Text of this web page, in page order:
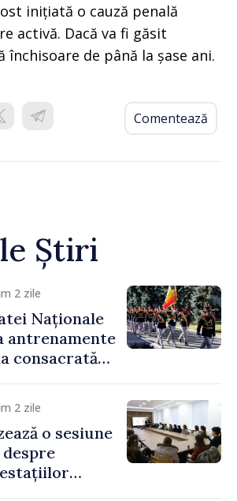
inițiată o cauză penală
activă. Dacă va fi găsit
închisoare de până la șase ani.
Comentează
Știri
2 zile
Naționale
antrenamente
consacrată
2 zile
o sesiune